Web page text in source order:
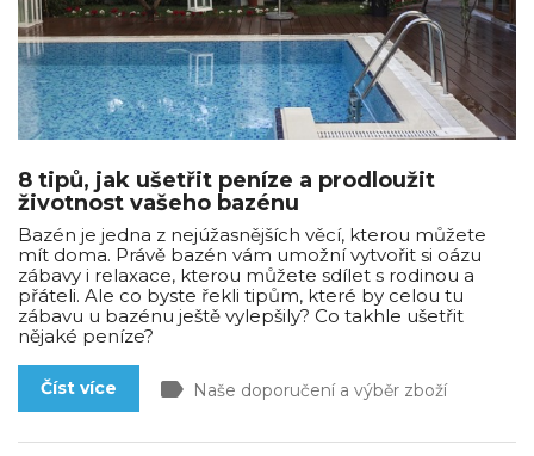
8 tipů, jak ušetřit peníze a prodloužit
životnost vašeho bazénu
Bazén je jedna z nejúžasnějších věcí, kterou můžete
mít doma. Právě bazén vám umožní vytvořit si oázu
zábavy i relaxace, kterou můžete sdílet s rodinou a
přáteli. Ale co byste řekli tipům, které by celou tu
zábavu u bazénu ještě vylepšily? Co takhle ušetřit
nějaké peníze?
Číst více label Naše doporučení a výběr zboží